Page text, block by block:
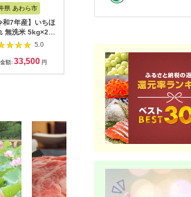
県 あわら市
和7年産】いちほ
無洗米 5kg×2袋
10kg）／ 福井県
ランド米 ご飯 白
鮮 [aw064-
5.0
額: 33,500 円
け袋)【1回のみお届
け】2025年産 お届け
時期選べる お米 藤岡
農産 [藤岡農産 秋田
お米 あきたこまち 米
どころ 東北 北秋田
市]|foap-20301
5.0
寄付金額:10,000
年10
発
米
すめ